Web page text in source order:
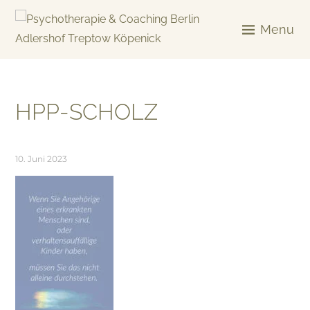
Skip
Menu
HPP-SCHOLZ
10. Juni 2023